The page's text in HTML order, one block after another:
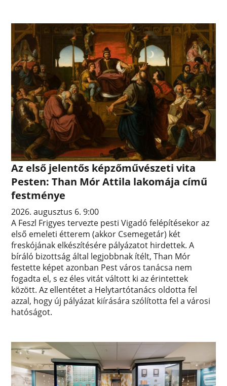
Az első jelentős képzőművészeti vita
Pesten: Than Mór Attila lakomája című
festménye
2026. augusztus 6. 9:00
A Feszl Frigyes tervezte pesti Vigadó felépítésekor az
első emeleti étterem (akkor Csemegetár) két
freskójának elkészítésére pályázatot hirdettek. A
bíráló bizottság által legjobbnak ítélt, Than Mór
festette képet azonban Pest város tanácsa nem
fogadta el, s ez éles vitát váltott ki az érintettek
között. Az ellentétet a Helytartótanács oldotta fel
azzal, hogy új pályázat kiírására szólította fel a városi
hatóságot.